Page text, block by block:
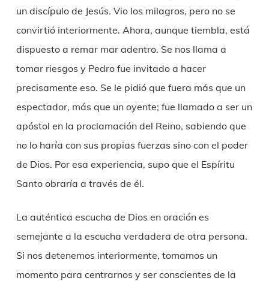
un discípulo de Jesús. Vio los milagros, pero no se
convirtió interiormente. Ahora, aunque tiembla, está
dispuesto a remar mar adentro. Se nos llama a
tomar riesgos y Pedro fue invitado a hacer
precisamente eso. Se le pidió que fuera más que un
espectador, más que un oyente; fue llamado a ser un
apóstol en la proclamación del Reino, sabiendo que
no lo haría con sus propias fuerzas sino con el poder
de Dios. Por esa experiencia, supo que el Espíritu
Santo obraría a través de él.
La auténtica escucha de Dios en oración es
semejante a la escucha verdadera de otra persona.
Si nos detenemos interiormente, tomamos un
momento para centrarnos y ser conscientes de la